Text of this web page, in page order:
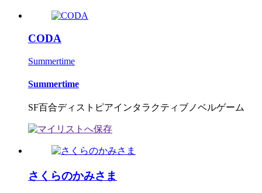
CODA
Summertime
Summertime
SF百合ディストピアインタラクティブノベルゲーム
さくらのかみさま